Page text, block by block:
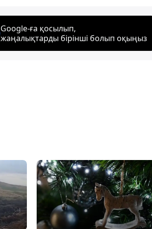
Google-ға қосылып,
жаңалықтарды бірінші болып оқыңыз